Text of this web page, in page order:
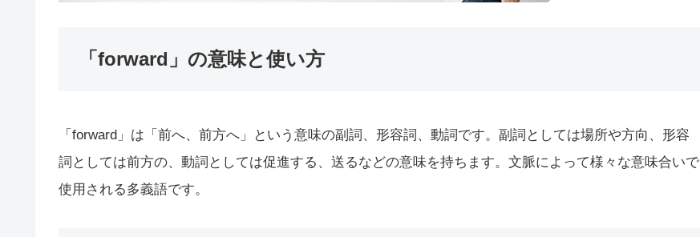
「forward」の意味と使い方
「forward」は「前へ、前方へ」という意味の副詞、形容詞、動詞です。副詞としては場所や方向、形容
詞としては前方の、動詞としては促進する、送るなどの意味を持ちます。文脈によって様々な意味合いで
使用される多義語です。